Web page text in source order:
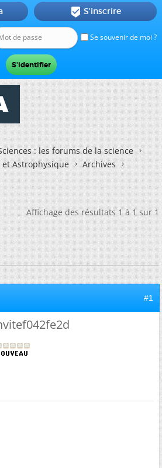
Se souvenir de moi ?
 S'inscrire
: les forums de la science
Astrophysique
Archives
Affichage des résultats 1 à 1 sur 1
#1